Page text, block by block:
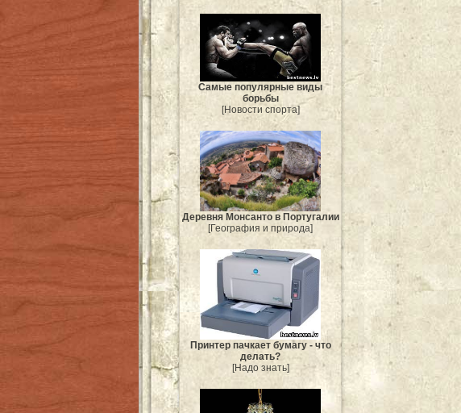
Самые популярные виды
борьбы
[Новости спорта]
Деревня Монсанто в Португалии
[География и природа]
Принтер пачкает бумагу - что
делать?
[Надо знать]